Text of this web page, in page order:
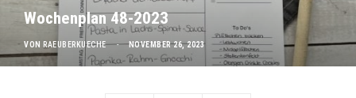
Wochenplan 48-2023
VON RAEUBERKUECHE NOVEMBER 26, 2023